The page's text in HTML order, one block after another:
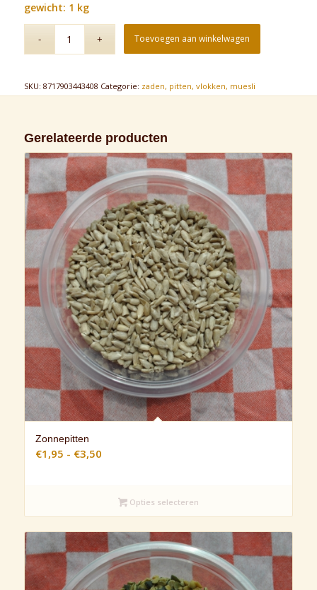
gewicht: 1 kg
Toevoegen aan winkelwagen
SKU: 8717903443408 Categorie: zaden, pitten, vlokken, muesli
Gerelateerde producten
Zonnepitten
€1,95 - €3,50Prijsklasse:
€3,50Opties selecteren